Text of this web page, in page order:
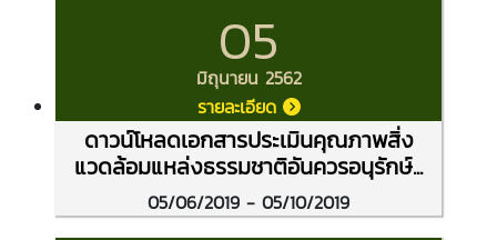
05
มิถุนายน 2562
รายละเอียด
ดาวน์โหลดเอกสารประเมินคุณภาพสิ่ง
แวดล้อมแหล่งธรรมชาติอันควรอนุรักษ์...
05/06/2019 - 05/10/2019